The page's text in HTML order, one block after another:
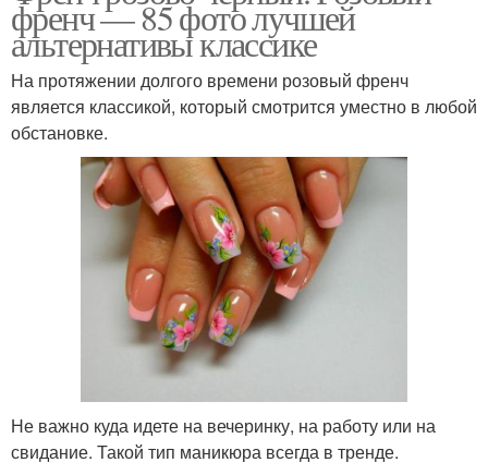
френч — 85 фото лучшей
альтернативы классике
На протяжении долгого времени розовый френч
является классикой, который смотрится уместно в любой
обстановке.
Не важно куда идете на вечеринку, на работу или на
свидание. Такой тип маникюра всегда в тренде.